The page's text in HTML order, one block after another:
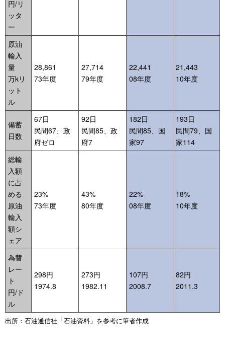
円/リ
ッタ
ー
原油
輸入
量
万kリ
ット
ル
28,861
73年度
27,714
79年度
22,441
08年度
21,443
10年度
備蓄
日数
67日
民間67、政
府ゼロ
92日
民間85、政
府7
182日
民間85、国
家97
193日
民間79、国
家114
総輸
入額
に占
める
原油
輸入
額シ
ェア
23%
73年度
43%
80年度
22%
08年度
18%
10年度
為替
レー
ト
円/ド
ル
298円
1974.8
273円
1982.11
107円
2008.7
82円
2011.3
出所：石油通信社「石油資料」を参考に筆者作成